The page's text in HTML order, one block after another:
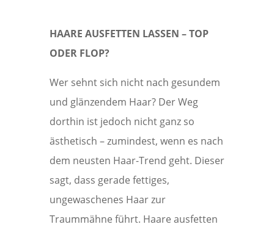
HAARE AUSFETTEN LASSEN – TOP
ODER FLOP?
Wer sehnt sich nicht nach gesundem
und glänzendem Haar? Der Weg
dorthin ist jedoch nicht ganz so
ästhetisch – zumindest, wenn es nach
dem neusten Haar-Trend geht. Dieser
sagt, dass gerade fettiges,
ungewaschenes Haar zur
Traummähne führt. Haare ausfetten